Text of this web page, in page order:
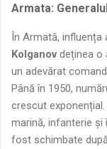
Armata:
În Armată, influența
Kolganov deținea o
un adevărat
Până în 1950,
crescut
marină, infanterie
fost schimbate